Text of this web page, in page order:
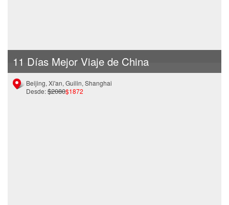
11 Días Mejor Viaje de China
Beijing, Xi'an, Guilin, Shanghai
Desde:$2080$1872